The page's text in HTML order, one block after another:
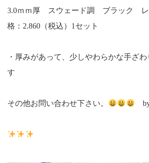
3.0ｍｍ厚 スウェード調 ブラック
格：2.860（税込）1セット
・厚みがあって、少しやわらかな手ざ
す
その他お問い合わせ下さい。 by